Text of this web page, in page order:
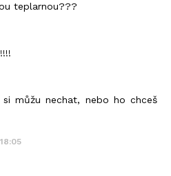
teplarnou???
můžu nechat, nebo ho chceš